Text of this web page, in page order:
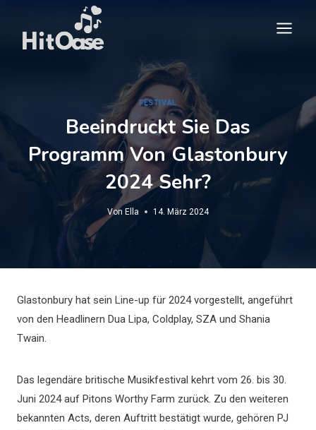
springen
FESTIVAL
Beeindruckt Sie Das
Programm Von Glastonbury
2024 Sehr?
Von Ella 14. März 2024
Glastonbury hat sein Line-up für 2024 vorgestellt, angeführt
von den Headlinern Dua Lipa, Coldplay, SZA und Shania
Twain.
Das legendäre britische Musikfestival kehrt vom 26. bis 30.
Juni 2024 auf Pitons Worthy Farm zurück. Zu den weiteren
bekannten Acts, deren Auftritt bestätigt wurde, gehören PJ